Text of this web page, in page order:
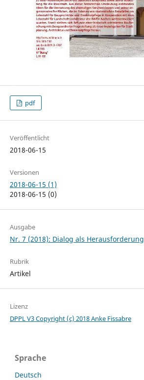
pdf
Veröffentlicht
2018-06-15
Versionen
2018-06-15 (1)
2018-06-15 (0)
Ausgabe
Nr. 7 (2018): Dialog als Herausforderung
Rubrik
Artikel
Lizenz
DPPL V3Copyright (c) 2018 Anke Fissabre
Sprache
Deutsch